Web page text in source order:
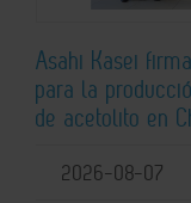
Asahi Kasei
para la
de acetolito en
2026-08-07